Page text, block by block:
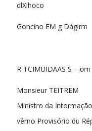
dlXihoco
Goncino EM g Dágirm
R TCIMUIDAAS S –
Monsieur TEITREM
Ministro da
vêrno Provisório du